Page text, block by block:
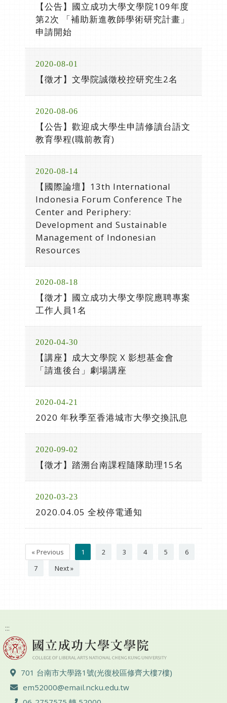
【公告】國立成功大學文學院109年度
第2次 「補助新進教師學術研究計畫」
申請開始
2020-08-01
【徵才】文學院誠徵校控研究生2名
2020-08-06
【公告】歡迎成大學生申請修讀台語文
教育學程(職前教育)
2020-08-14
【國際論壇】13th International
Indonesia Forum Conference The
Center and Periphery:
Development and Sustainable
Management of Indonesian
Resources
2020-08-18
【徵才】國立成功大學文學院應聘專案
工作人員1名
2020-04-30
【講座】成大文學院 X 影想基金會
「請進後台」劇場講座
2020-04-21
2020 年秋季至香港城市大學交換訊息
2020-09-02
【徵才】踏溯台南課程隨隊助理15名
2020-03-23
2020.04.05 全校停電通知
« Previous 1 2 3 4 5
6
7
Next »
:::
ADD :
701 台南市大學路1號(光復校區修齊大樓7樓)
Email :
em52000@email.ncku.edu.tw